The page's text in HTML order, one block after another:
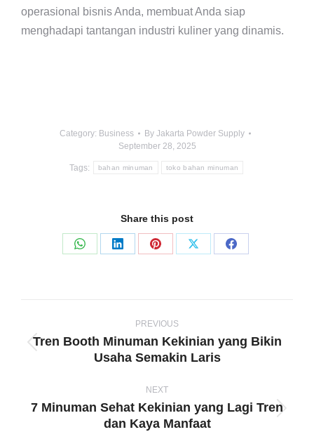
operasional bisnis Anda, membuat Anda siap
menghadapi tantangan industri kuliner yang dinamis.
Category: Business By Jakarta Powder Supply
September 28, 2025
Tags: bahan minuman toko bahan minuman
Share this post
Share
Share
Share
Share
Share
navigation
PREVIOUS
Previous
Tren Booth Minuman Kekinian yang Bikin
Usaha Semakin Laris
NEXT
Next
7 Minuman Sehat Kekinian yang Lagi Tren
dan Kaya Manfaat